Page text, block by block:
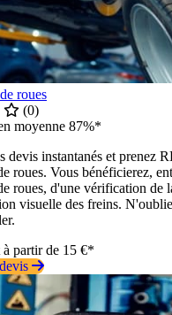
roues
(0)
moyenne 87%*
devis instantanés et prenez
roues. Vous bénéficierez,
roues, d'une vérification de
visuelle des freins.
partir de 15 €*